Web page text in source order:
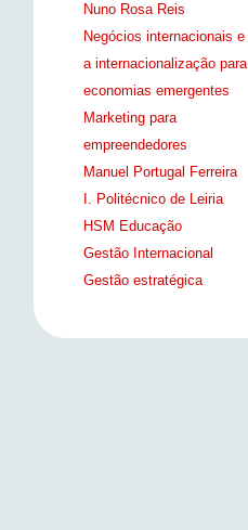
Nuno Rosa Reis
Negócios internacionais e
a internacionalização para
economias emergentes
Marketing para
empreendedores
Manuel Portugal Ferreira
I. Politécnico de Leiria
HSM Educação
Gestão Internacional
Gestão estratégica